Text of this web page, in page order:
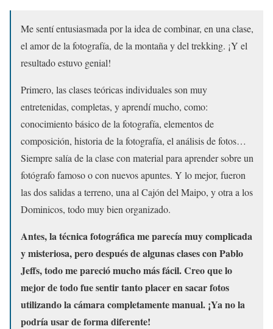
Me sentí entusiasmada por la idea de combinar, en una clase,
el amor de la fotografía, de la montaña y del trekking. ¡Y el
resultado estuvo genial!
Primero, las clases teóricas individuales son muy
entretenidas, completas, y aprendí mucho, como:
conocimiento básico de la fotografía, elementos de
composición, historia de la fotografía, el análisis de fotos…
Siempre salía de la clase con material para aprender sobre un
fotógrafo famoso o con nuevos apuntes. Y lo mejor, fueron
las dos salidas a terreno, una al Cajón del Maipo, y otra a los
Dominicos, todo muy bien organizado.
Antes, la técnica fotográfica me parecía muy complicada
y misteriosa, pero después de algunas clases con Pablo
Jeffs, todo me pareció mucho más fácil. Creo que lo
mejor de todo fue sentir tanto placer en sacar fotos
utilizando la cámara completamente manual. ¡Ya no la
podría usar de forma diferente!